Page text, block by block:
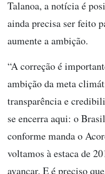
Talanoa, a notícia é
ainda precisa ser feito
aumente a ambição.
“A correção é
ambição da meta
transparência e
se encerra aqui: o
conforme manda o
voltamos à estaca de
avançar. E é preciso